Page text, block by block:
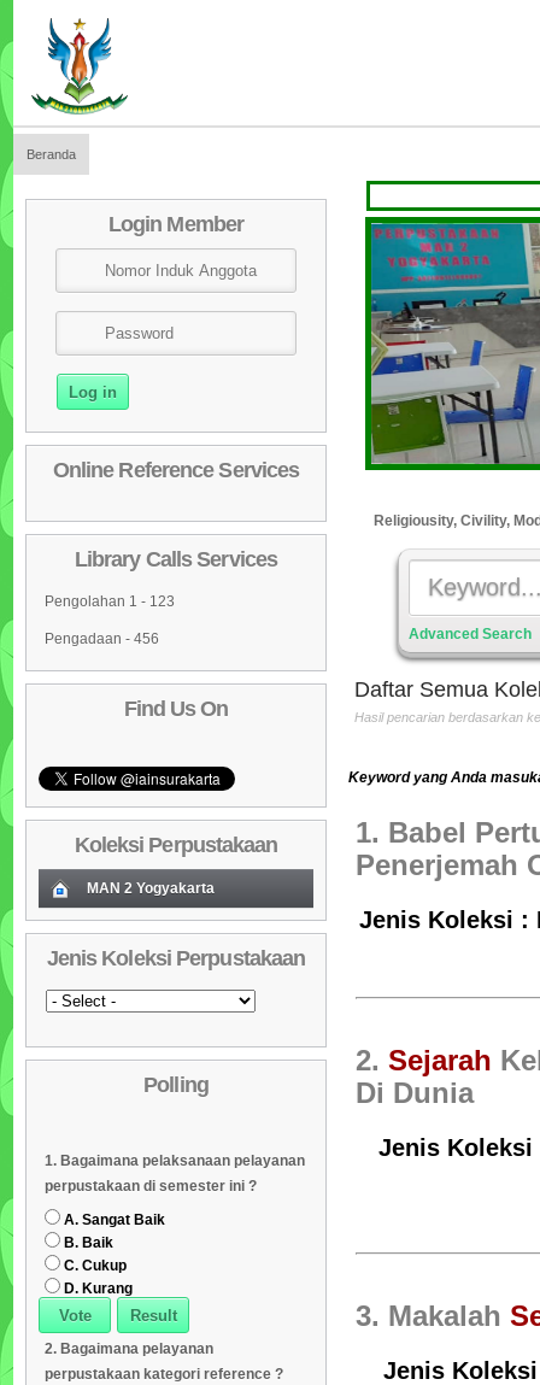
Beranda
Login Member
Online Reference Services
Library Calls Services
Pengolahan 1 - 123
Pengadaan - 456
Find Us On
Koleksi Perpustakaan
MAN 2 Yogyakarta
02 Daftar Koleksi Baru (Tgl.Input)
03 Daftar Koleksi (Pengarang)
04 Daftar Koleksi (Judul)
Daftar Koleksi (Subyek)
Dipinjam
07 Daftar Koleksi (Klasifikasi/ddc)
Jenis Koleksi Perpustakaan
Polling
1. Bagaimana pelaksanaan pelayanan
perpustakaan di semester ini ?
A. Sangat Baik
B. Baik
C. Cukup
D. Kurang
2. Bagaimana pelayanan
perpustakaan kategori reference ?
Religiousity, Civility,
Advanced Search
Daftar Semua
Hasil pencarian berdasarkan
Keyword yang Anda
1. Babel
Penerjemah
Jenis Koleksi :
2. Sejarah
Di Dunia
Jenis Koleksi
3. Makalah
Jenis